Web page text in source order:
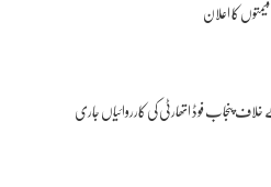
کا اعلان
پنجاب فوڈ اتھارٹی کی کارروائیاں جاری